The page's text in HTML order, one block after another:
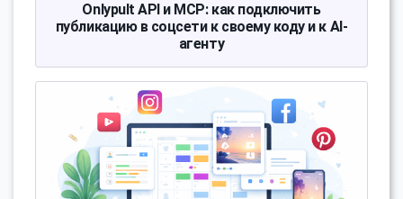
Onlypult API и MCP: как подключить
публикацию в соцсети к своему коду и к AI-
агенту